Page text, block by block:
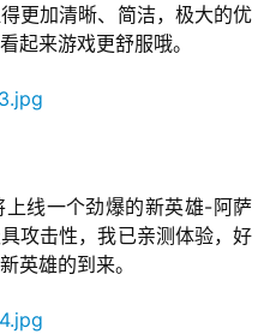
更加清晰、简洁，极大的优
起来游戏更舒服哦。
线一个劲爆的新英雄-阿萨
攻击性，我已亲测体验，好
英雄的到来。